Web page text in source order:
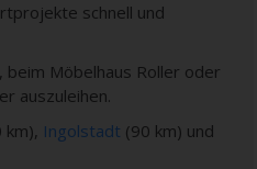
schnell und
Möbelhaus Roller oder
auszuleihen.
km), Ingolstadt (90 km) und